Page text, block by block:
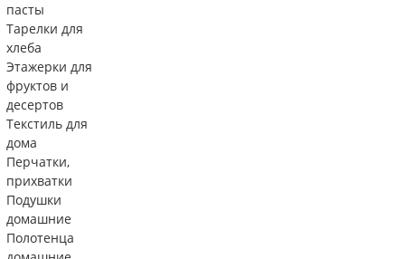
пасты
Тарелки для
хлеба
Этажерки для
фруктов и
десертов
Текстиль для
дома
Перчатки,
прихватки
Подушки
домашние
Полотенца